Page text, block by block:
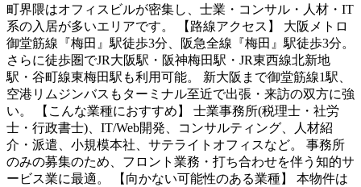
町界隈はオフィスビルが密集し、士業・コンサル・人材・IT
系の入居が多いエリアです。 【路線アクセス】 大阪メトロ
御堂筋線『梅田』駅徒歩3分、阪急全線『梅田』駅徒歩3分。
さらに徒歩圏でJR大阪駅・阪神梅田駅・JR東西線北新地
駅・谷町線東梅田駅も利用可能。 新大阪まで御堂筋線1駅、
空港リムジンバスもターミナル至近で出張・来訪の双方に強
い。 【こんな業種におすすめ】 士業事務所(税理士・社労
士・行政書士)、IT/Web開発、コンサルティング、人材紹
介・派遣、小規模本社、サテライトオフィスなど。 事務所
のみの募集のため、フロント業務・打ち合わせを伴う知的サ
ービス業に最適。 【向かない可能性のある業種】 本物件は